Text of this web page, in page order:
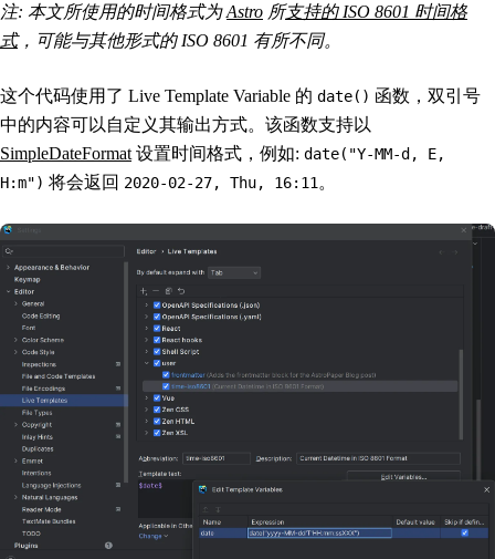
注: 本文所使用的时间格式为Astro 所支持的 ISO 8601 时间格
式，可能与其他形式的 ISO 8601 有所不同。
这个代码使用了 Live Template Variable 的 date() 函数，双引号
中的内容可以自定义其输出方式。该函数支持以
SimpleDateFormat 设置时间格式，例如: date("Y-MM-d, E,
H:m") 将会返回 2020-02-27, Thu, 16:11。